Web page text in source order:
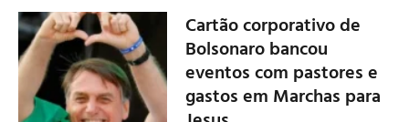
Cartão corporativo de
Bolsonaro bancou
eventos com pastores e
gastos em Marchas para